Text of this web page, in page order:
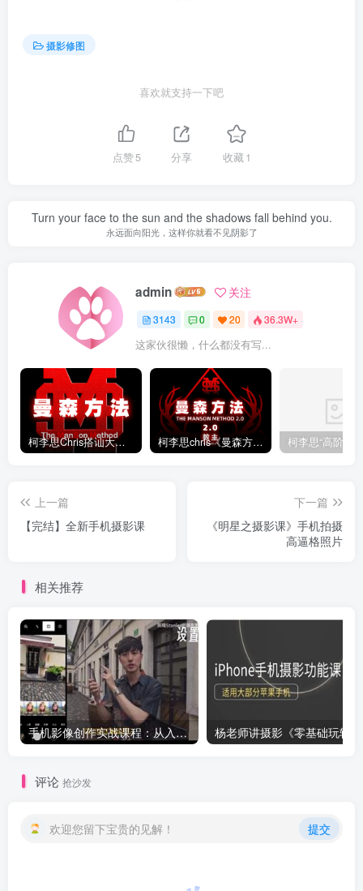
摄影修图
喜欢就支持一下吧
点赞5 分享 收藏 1
Turn your face to the sun and the shadows fall behind you.
永远面向阳光，这样你就看不见阴影了
admin 关注
3143 0 20 36.3W+
这家伙很懒，什么都没有写...
柯李思Chris搭讪大师“曼森方法”完整版下载 柯李思chris《曼森方法2.0课程》百度云免费下载
上一篇
【完结】全新手机摄影课
下一篇
《明星之摄影课》手机拍摄
高逼格照片
相关推荐
手机影像创作实战课程：从入门到精通
评论 抢沙发
欢迎您留下宝贵的见解！ 提交